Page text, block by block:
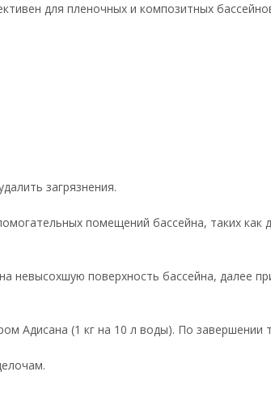
для пленочных и композитных
загрязнения.
помещений бассейна, таких
невысохшую поверхность бассейна, далее
Адисана (1 кг на 10 л воды). По